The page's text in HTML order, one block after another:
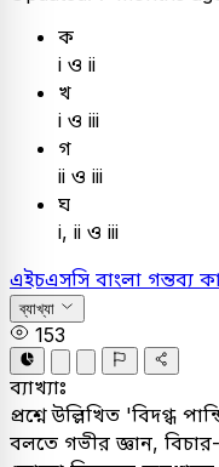
ক
i ও ii
খ
i ও iii
গ
ii ও iii
ঘ
i, ii ও iii
এইচএসসি বাংলা গন্তব্য
ব্যাখ্যা
153
ব্যাখ্যাঃ
প্রশ্নে উল্লিখিত 'বিদগ্ধ
বলতে গভীর জ্ঞান, বিচার-